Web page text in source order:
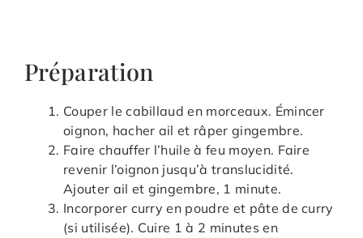
Préparation
Couper le cabillaud en morceaux. Émincer
oignon, hacher ail et râper gingembre.
Faire chauffer l’huile à feu moyen. Faire
revenir l’oignon jusqu’à translucidité.
Ajouter ail et gingembre, 1 minute.
Incorporer curry en poudre et pâte de curry
(si utilisée). Cuire 1 à 2 minutes en